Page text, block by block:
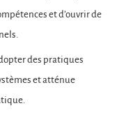
et d’ouvrir de
des pratiques
et atténue